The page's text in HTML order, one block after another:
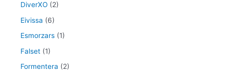
DiverXO (2)
Eivissa (6)
Esmorzars (1)
Falset (1)
Formentera (2)